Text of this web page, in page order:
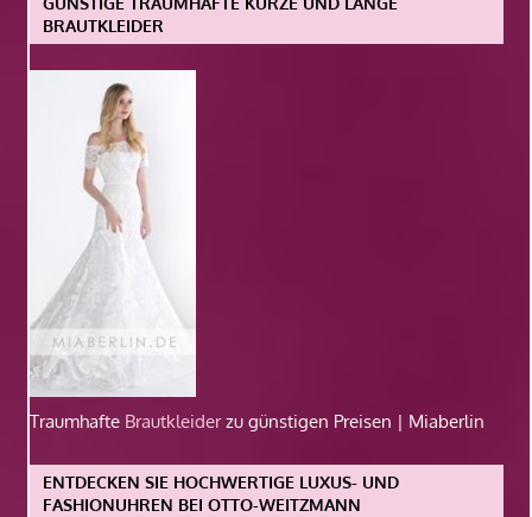
BRAUTKLEIDER
Traumhafte Brautkleiderzu günstigen Preisen | Miaberlin
ENTDECKEN SIE HOCHWERTIGE LUXUS- UND
FASHIONUHREN BEI OTTO-WEITZMANN